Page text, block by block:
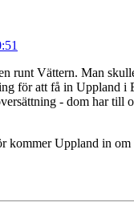
runt Vättern. Man
för att få in Uppland
- dom har till
kommer Uppland in